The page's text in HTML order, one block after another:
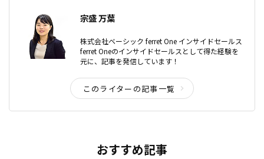
宗盛 万葉
株式会社ベーシック ferret One インサイドセールス
ferret Oneのインサイドセールスとして得た経験を
元に、記事を発信しています！
このライターの記事一覧
おすすめ記事